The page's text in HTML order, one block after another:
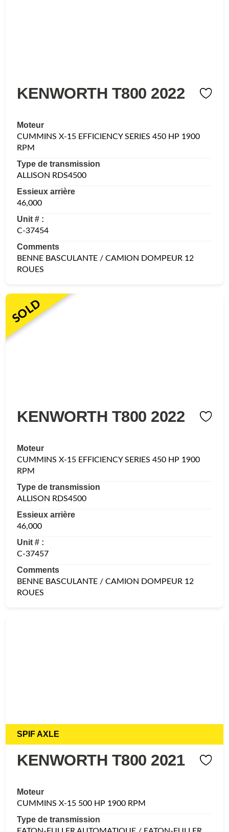
KENWORTH T800 2022
Moteur
CUMMINS X-15 EFFICIENCY SERIES 450 HP 1900
RPM
Type de transmission
ALLISON RDS4500
Essieux arrière
46,000
Unit # :
C-37454
Comments
BENNE BASCULANTE / CAMION DOMPEUR 12
ROUES
SOLD
KENWORTH T800 2022
Moteur
CUMMINS X-15 EFFICIENCY SERIES 450 HP 1900
RPM
Type de transmission
ALLISON RDS4500
Essieux arrière
46,000
Unit # :
C-37457
Comments
BENNE BASCULANTE / CAMION DOMPEUR 12
ROUES
SPIF AXLE
KENWORTH T800 2021
Moteur
CUMMINS X-15 500 HP 1900 RPM
Type de transmission